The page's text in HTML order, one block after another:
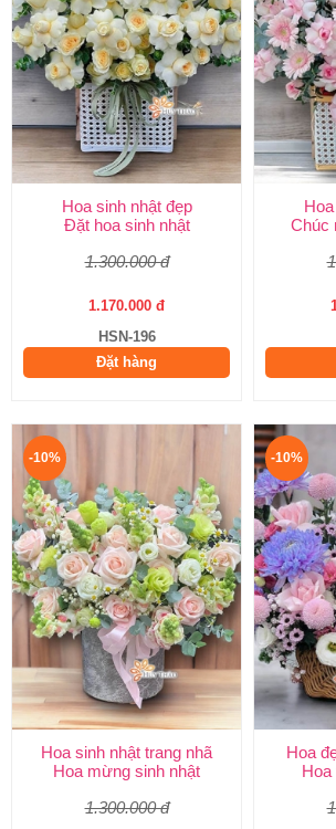
Hoa sinh nhật đẹp
Đặt hoa sinh nhật
1.300.000 đ
1.170.000 đ
HSN-196
Đặt hàng
Chúc
-10%
Hoa sinh nhật trang nhã
Hoa mừng sinh nhật
1.300.000 đ
-10%
Hoa
Hoa